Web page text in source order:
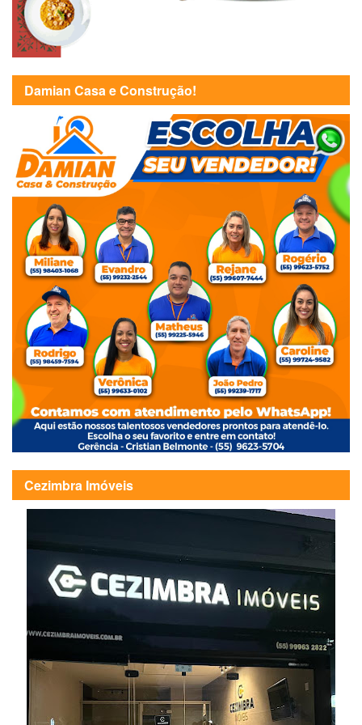
Damian Casa e Construção!
Cezimbra Imóveis